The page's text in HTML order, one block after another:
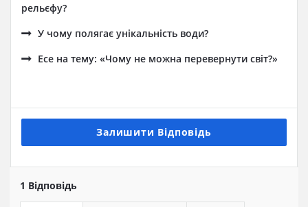
рельєфу?
У чому полягає унікальність води?
Есе на тему: «Чому не можна перевернути світ?»
Залишити Відповідь
1 Відповідь